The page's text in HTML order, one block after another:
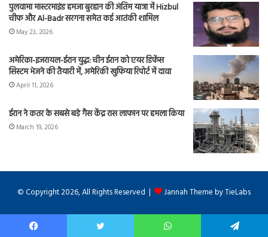
पुलवामा मास्टरमाइंड हमजा बुरहान की अंतिम यात्रा में Hizbul
चीफ और Al-Badr सरगना समेत कई आतंकी शामिल
May 23, 2026
अमेरिका-इजरायल-ईरान युद्ध: चीन ईरान को एयर डिफेंस
सिस्टम भेजने की तैयारी में, अमेरिकी खुफिया रिपोर्ट में दावा
April 11, 2026
ईरान ने कतर के सबसे बड़े गैस केंद्र रास लाफान पर हमला किया
March 19, 2026
© Copyright 2026, All Rights Reserved | Jannah Theme by TieLabs